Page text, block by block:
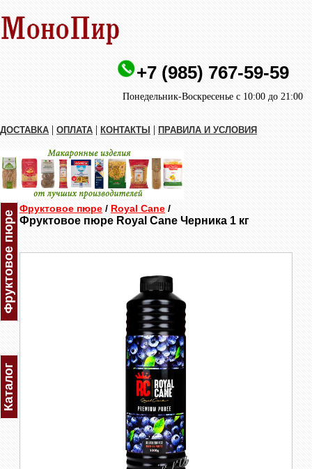
+7 (985) 767-59-59
Понедельник-Воскресенье с 10:00 до 21:00
ДОСТАВКА | ОПЛАТА | КОНТАКТЫ | ПРАВИЛА И УСЛОВИЯ
Фруктовое пюре
Каталог
Фруктовое пюре / Royal Cane /
Фруктовое пюре Royal Cane Черника 1 кг